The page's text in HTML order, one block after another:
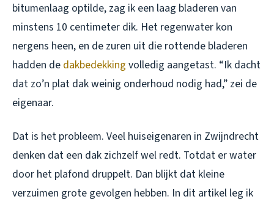
bitumenlaag optilde, zag ik een laag bladeren van
minstens 10 centimeter dik. Het regenwater kon
nergens heen, en de zuren uit die rottende bladeren
hadden de dakbedekking volledig aangetast. “Ik dacht
dat zo’n plat dak weinig onderhoud nodig had,” zei de
eigenaar.
Dat is het probleem. Veel huiseigenaren in Zwijndrecht
denken dat een dak zichzelf wel redt. Totdat er water
door het plafond druppelt. Dan blijkt dat kleine
verzuimen grote gevolgen hebben. In dit artikel leg ik